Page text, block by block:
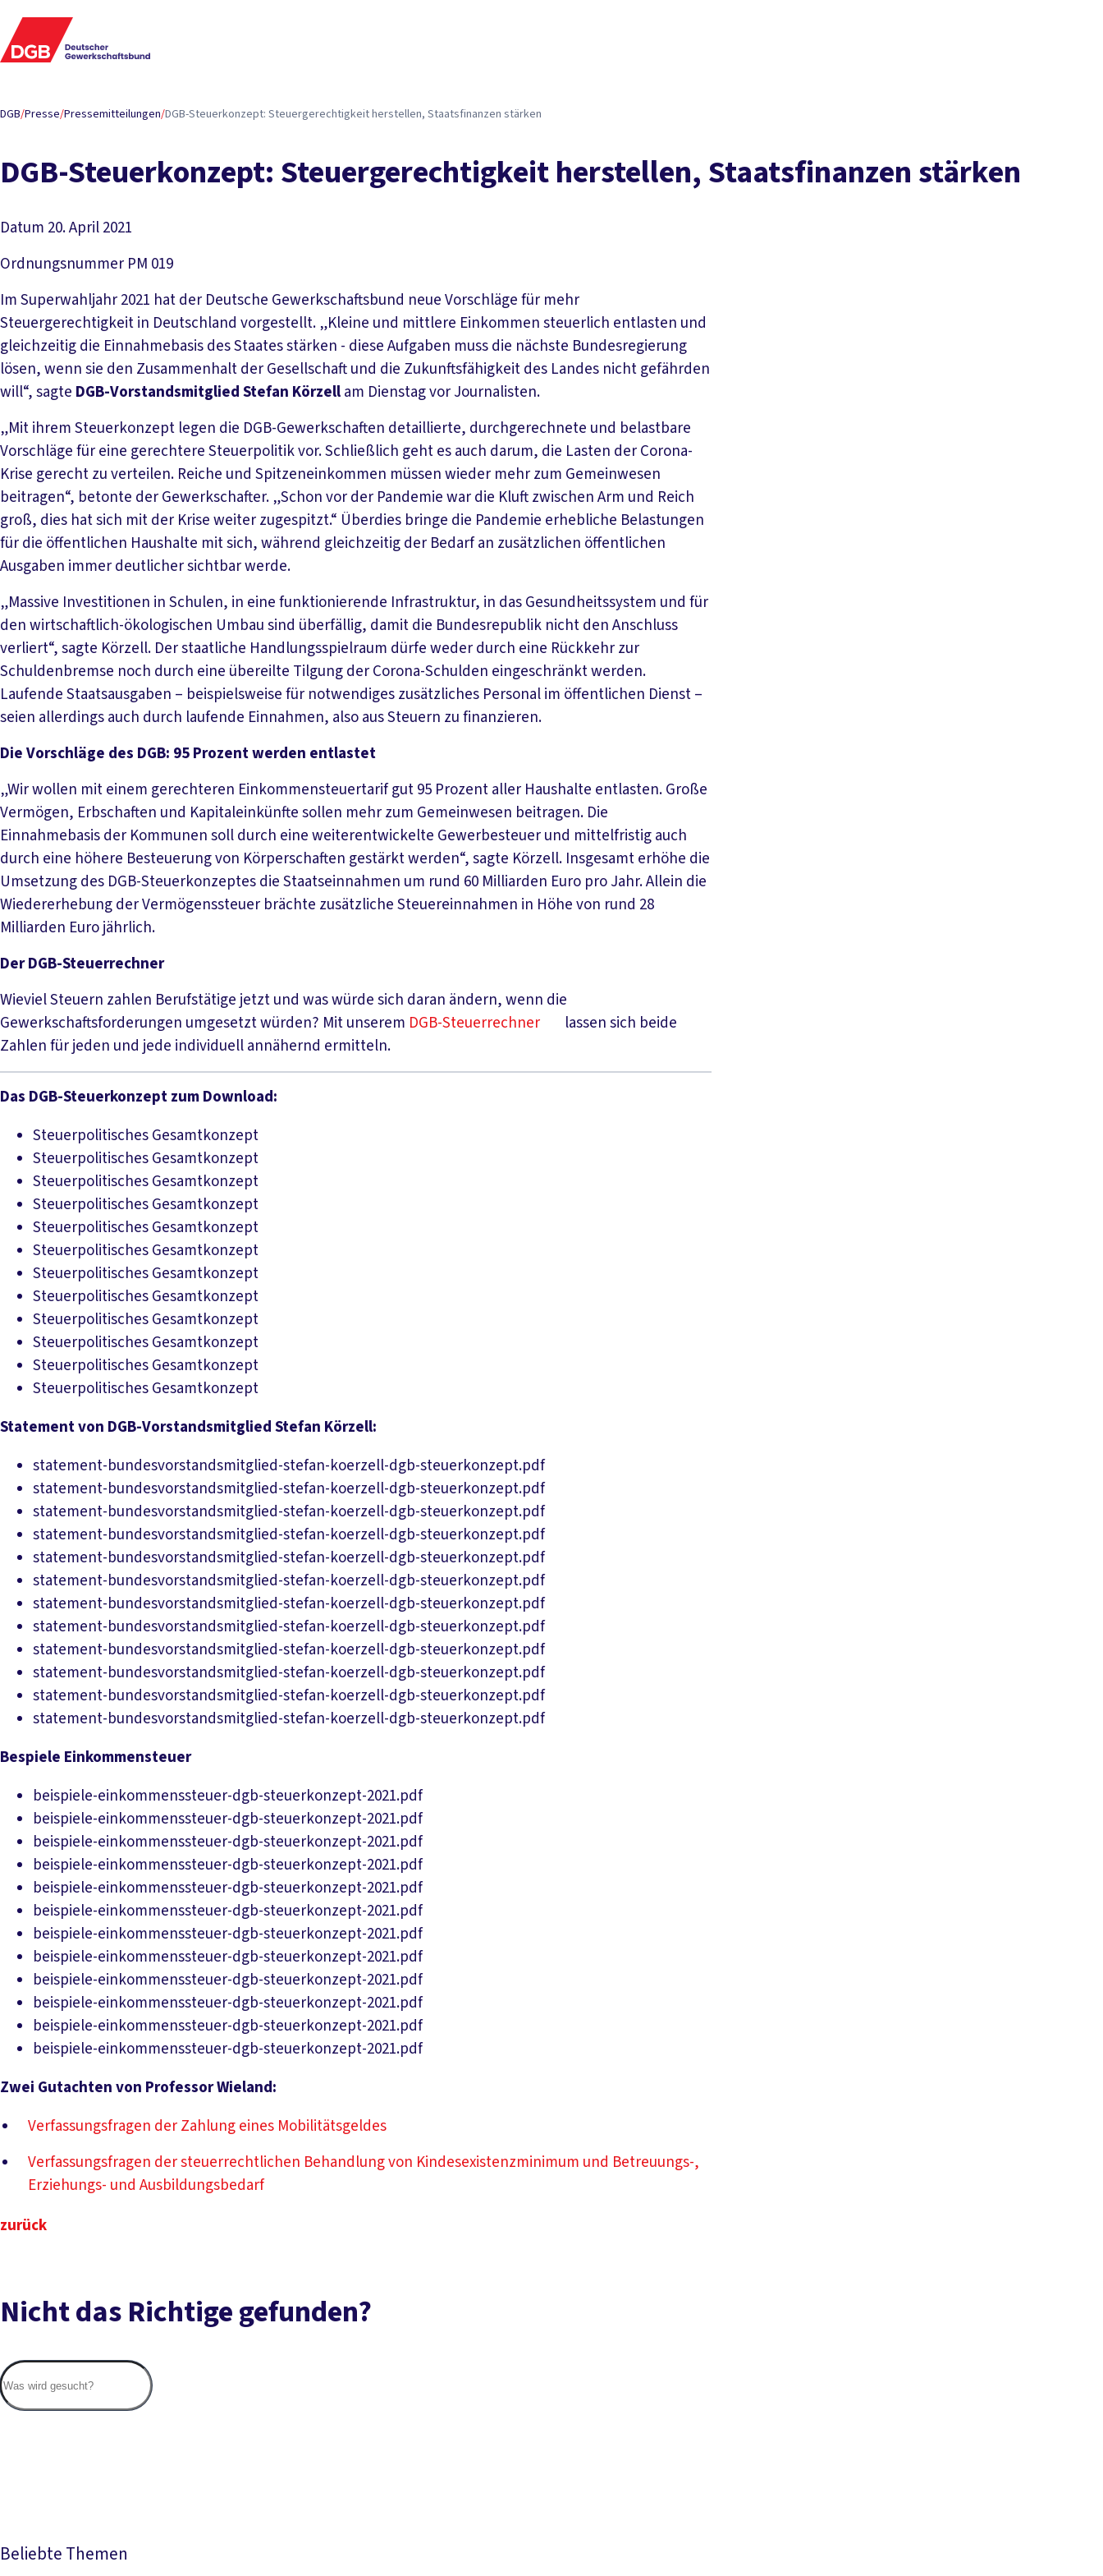
DGB/Presse/Pressemitteilungen/DGB-Steuerkonzept: Steuergerechtigkeit herstellen, Staatsfinanzen stärken
DGB-Steuerkonzept: Steuergerechtigkeit herstellen, Staatsfinanzen stärken
Datum 20. April 2021
Ordnungsnummer PM 019
Im Superwahljahr 2021 hat der Deutsche Gewerkschaftsbund neue Vorschläge für mehr
Steuergerechtigkeit in Deutschland vorgestellt. „Kleine und mittlere Einkommen steuerlich entlasten und
gleichzeitig die Einnahmebasis des Staates stärken - diese Aufgaben muss die nächste Bundesregierung
lösen, wenn sie den Zusammenhalt der Gesellschaft und die Zukunftsfähigkeit des Landes nicht gefährden
will“, sagte DGB-Vorstandsmitglied Stefan Körzellam Dienstag vor Journalisten.
„Mit ihrem Steuerkonzept legen die DGB-Gewerkschaften detaillierte, durchgerechnete und belastbare
Vorschläge für eine gerechtere Steuerpolitik vor. Schließlich geht es auch darum, die Lasten der Corona-
Krise gerecht zu verteilen. Reiche und Spitzeneinkommen müssen wieder mehr zum Gemeinwesen
beitragen“, betonte der Gewerkschafter. „Schon vor der Pandemie war die Kluft zwischen Arm und Reich
groß, dies hat sich mit der Krise weiter zugespitzt.“ Überdies bringe die Pandemie erhebliche Belastungen
für die öffentlichen Haushalte mit sich, während gleichzeitig der Bedarf an zusätzlichen öffentlichen
Ausgaben immer deutlicher sichtbar werde.
„Massive Investitionen in Schulen, in eine funktionierende Infrastruktur, in das Gesundheitssystem und für
den wirtschaftlich-ökologischen Umbau sind überfällig, damit die Bundesrepublik nicht den Anschluss
verliert“, sagte Körzell. Der staatliche Handlungsspielraum dürfe weder durch eine Rückkehr zur
Schuldenbremse noch durch eine übereilte Tilgung der Corona-Schulden eingeschränkt werden.
Laufende Staatsausgaben – beispielsweise für notwendiges zusätzliches Personal im öffentlichen Dienst –
seien allerdings auch durch laufende Einnahmen, also aus Steuern zu finanzieren.
Die Vorschläge des DGB: 95 Prozent werden entlastet
„Wir wollen mit einem gerechteren Einkommensteuertarif gut 95 Prozent aller Haushalte entlasten. Große
Vermögen, Erbschaften und Kapitaleinkünfte sollen mehr zum Gemeinwesen beitragen. Die
Einnahmebasis der Kommunen soll durch eine weiterentwickelte Gewerbesteuer und mittelfristig auch
durch eine höhere Besteuerung von Körperschaften gestärkt werden“, sagte Körzell. Insgesamt erhöhe die
Umsetzung des DGB-Steuerkonzeptes die Staatseinnahmen um rund 60 Milliarden Euro pro Jahr. Allein die
Wiedererhebung der Vermögenssteuer brächte zusätzliche Steuereinnahmen in Höhe von rund 28
Milliarden Euro jährlich.
Der DGB-Steuerrechner
Wieviel Steuern zahlen Berufstätige jetzt und was würde sich daran ändern, wenn die
Gewerkschaftsforderungen umgesetzt würden? Mit unserem DGB-Steuerrechner
lassen sich beide
Zahlen für jeden und jede individuell annähernd ermitteln.
Das DGB-Steuerkonzept zum Download:
Steuerpolitisches GesamtkonzeptDownload PDF
Steuerpolitisches GesamtkonzeptDownload PDF
Steuerpolitisches GesamtkonzeptDownload PDF
Steuerpolitisches GesamtkonzeptDownload PDF
Steuerpolitisches GesamtkonzeptDownload PDF
Steuerpolitisches GesamtkonzeptDownload PDF
Steuerpolitisches GesamtkonzeptDownload PDF
Steuerpolitisches GesamtkonzeptDownload PDF
Steuerpolitisches GesamtkonzeptDownload PDF
Steuerpolitisches GesamtkonzeptDownload PDF
Steuerpolitisches GesamtkonzeptDownload PDF
Steuerpolitisches GesamtkonzeptDownload PDF
Statement von DGB-Vorstandsmitglied Stefan Körzell:
statement-bundesvorstandsmitglied-stefan-koerzell-dgb-steuerkonzept.pdfDownload PDF
statement-bundesvorstandsmitglied-stefan-koerzell-dgb-steuerkonzept.pdfDownload PDF
statement-bundesvorstandsmitglied-stefan-koerzell-dgb-steuerkonzept.pdfDownload PDF
statement-bundesvorstandsmitglied-stefan-koerzell-dgb-steuerkonzept.pdfDownload PDF
statement-bundesvorstandsmitglied-stefan-koerzell-dgb-steuerkonzept.pdfDownload PDF
statement-bundesvorstandsmitglied-stefan-koerzell-dgb-steuerkonzept.pdfDownload PDF
statement-bundesvorstandsmitglied-stefan-koerzell-dgb-steuerkonzept.pdfDownload PDF
statement-bundesvorstandsmitglied-stefan-koerzell-dgb-steuerkonzept.pdfDownload PDF
statement-bundesvorstandsmitglied-stefan-koerzell-dgb-steuerkonzept.pdfDownload PDF
statement-bundesvorstandsmitglied-stefan-koerzell-dgb-steuerkonzept.pdfDownload PDF
statement-bundesvorstandsmitglied-stefan-koerzell-dgb-steuerkonzept.pdfDownload PDF
statement-bundesvorstandsmitglied-stefan-koerzell-dgb-steuerkonzept.pdfDownload PDF
Bespiele Einkommensteuer
beispiele-einkommenssteuer-dgb-steuerkonzept-2021.pdfDownload PDF
beispiele-einkommenssteuer-dgb-steuerkonzept-2021.pdfDownload PDF
beispiele-einkommenssteuer-dgb-steuerkonzept-2021.pdfDownload PDF
beispiele-einkommenssteuer-dgb-steuerkonzept-2021.pdfDownload PDF
beispiele-einkommenssteuer-dgb-steuerkonzept-2021.pdfDownload PDF
beispiele-einkommenssteuer-dgb-steuerkonzept-2021.pdfDownload PDF
beispiele-einkommenssteuer-dgb-steuerkonzept-2021.pdfDownload PDF
beispiele-einkommenssteuer-dgb-steuerkonzept-2021.pdfDownload PDF
beispiele-einkommenssteuer-dgb-steuerkonzept-2021.pdfDownload PDF
beispiele-einkommenssteuer-dgb-steuerkonzept-2021.pdfDownload PDF
beispiele-einkommenssteuer-dgb-steuerkonzept-2021.pdfDownload PDF
beispiele-einkommenssteuer-dgb-steuerkonzept-2021.pdfDownload PDF
Zwei Gutachten von Professor Wieland:
Verfassungsfragen der Zahlung eines Mobilitätsgeldes
Verfassungsfragen der steuerrechtlichen Behandlung von Kindesexistenzminimum und Betreuungs-,
Erziehungs- und Ausbildungsbedarf
zurück
Nicht das Richtige gefunden?
Beliebte Themen